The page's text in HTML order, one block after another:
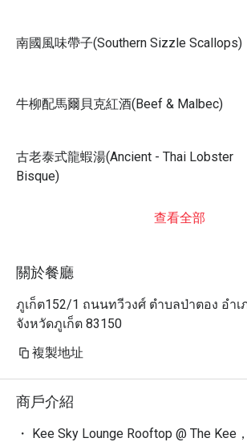
南國風味帶子(Southern Sizzle Scallops)
牛柳配馬爾貝克紅酒(Beef & Malbec)
古老泰式龍蝦湯(Ancient - Thai Lobster
Bisque)
查看全部
關於餐廳
ภูเก็ต152/1 ถนนทวีวงศ์ ตำบลป่าตอง อำเ
จังหวัดภูเก็ต 83150
複製地址
商戶介紹
・ Kee Sky Lounge Rooftop @ The Kee